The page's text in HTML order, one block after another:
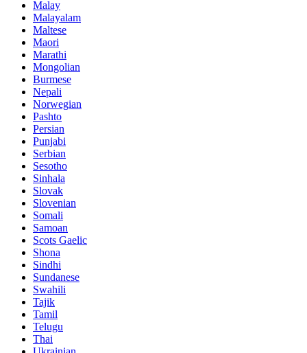
Malay
Malayalam
Maltese
Maori
Marathi
Mongolian
Burmese
Nepali
Norwegian
Pashto
Persian
Punjabi
Serbian
Sesotho
Sinhala
Slovak
Slovenian
Somali
Samoan
Scots Gaelic
Shona
Sindhi
Sundanese
Swahili
Tajik
Tamil
Telugu
Thai